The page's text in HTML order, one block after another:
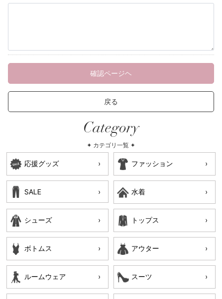
確認ページヘ
戻る
Category
✦ カテゴリ一覧 ✦
応援グッズ ファッション
SALE 水着
シューズ トップス
ボトムス アウター
ルームウェア スーツ